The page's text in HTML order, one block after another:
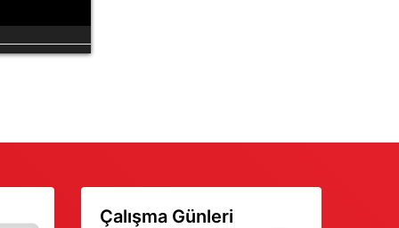
Çalışma Günleri